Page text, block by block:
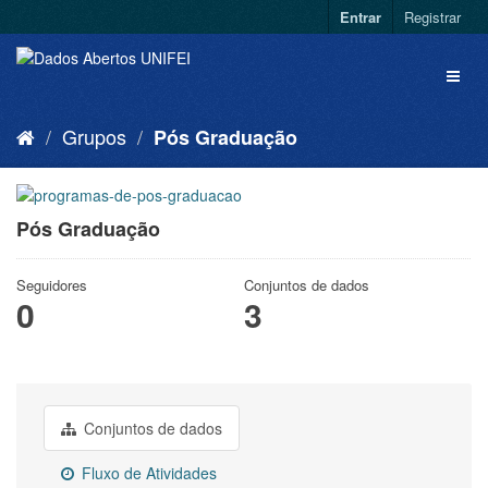
Entrar Registrar
Grupos Pós Graduação
Pós Graduação
Seguidores
0
Conjuntos de dados
3
Conjuntos de dados
Fluxo de Atividades